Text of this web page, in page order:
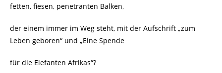
fetten, fiesen, penetranten Balken,
der einem immer im Weg steht, mit der Aufschrift „zum
Leben geboren“ und „Eine Spende
für die Elefanten Afrikas“?